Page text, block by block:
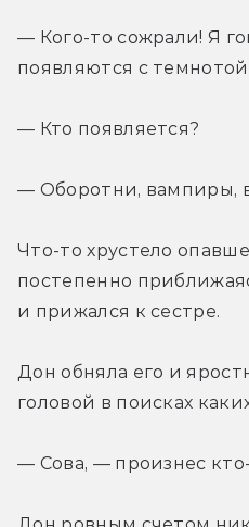
— Кого-то сожрали! Я
появляются с
— Кто появляется?
— Оборотни, вампиры,
Что-то хрустело
постепенно
и прижался к сестре.
Дон обняла его и
головой в поисках
— Сова, — произнес